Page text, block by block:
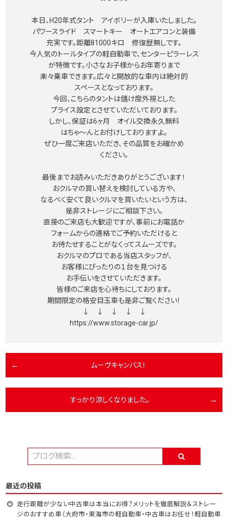
本日、H20年式タント アイボリーが入庫いたしました。
パワースライド スマートキー オートエアコンと装備
充実です。距離81000キロ 修復歴無しです。
今人気のトールタイプの軽自動車で、センターピラーレス
が特徴です。小さなお子様からお年寄りまで
楽々乗車できます。広々と開放的な車内は絶対的
スペースとなっております。
今回、こちらのタントは儲け度外視とした
プライス設定とさせていただいております。
しかし、保証は6ヶ月 オイル交換永久無料
はちゃ〜んとお付けしておりますよ。
ぜひ一度ご来店いただき、その品質をお確かめ
ください。
最後までお読みいただきありがとうございます！
おクルマの買い替えを検討している方や、
なるべく安くて良いクルマを買いたいという方は、
是非ストレージにご相談下さい。
直接のご来店も大歓迎ですが、事前にお電話か
フォームからの連絡でご予約いただけると
お待たせすることがなくってスムーズです。
おクルマのプロである当店スタッフが、
お客様にぴったりの１台を見つける
お手伝いをさせていただきます。
皆様のご来店を心待ちにしております。
期間限定の格安目玉車も是非ご覧ください！
↓ ↓ ↓ ↓ ↓
https://www.storage-car.jp/
ムーヴキャンバス！
すっかり涼しくなりました。
最近の投稿
走行距離が少ない中古車は本当にお得？メリットを徹底解説＆ストレー
ジのおすすめ車（大府市・東海市の軽自動車・中古車はお任せ！軽自動車